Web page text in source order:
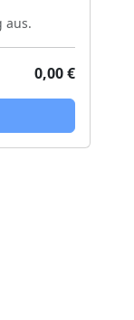
aus.
0,00 €